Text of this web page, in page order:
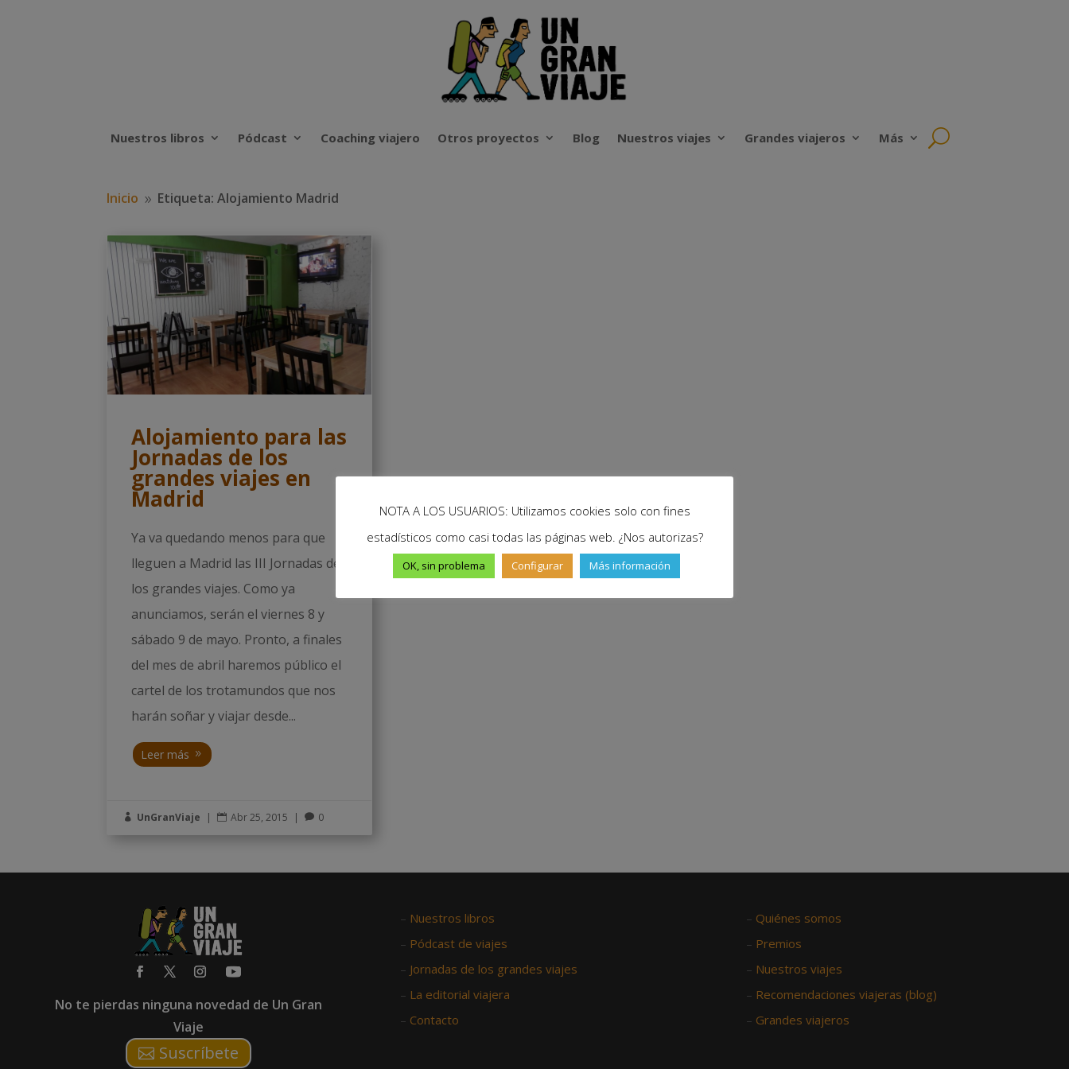
Nuestros libros Pódcast Coaching viajero Otros proyectos Blog Nuestros viajes Grandes viajeros Más
Inicio 9 Etiqueta: Alojamiento Madrid
Alojamiento para las
Jornadas de los
grandes viajes en
Madrid
Ya va quedando menos para que
lleguen a Madrid las III Jornadas de
los grandes viajes. Como ya
anunciamos, serán el viernes 8 y
sábado 9 de mayo. Pronto, a finales
del mes de abril haremos público el
cartel de los trotamundos que nos
harán soñar y viajar desde...
Leer más
 UnGranViaje |  Abr 25, 2015 |  0
No te pierdas ninguna novedad de Un Gran
Viaje
Suscríbete
– Nuestros libros
– Pódcast de viajes
– Jornadas de los grandes viajes
– La editorial viajera
– Contacto
– Quiénes somos
– Premios
– Nuestros viajes
– Recomendaciones viajeras (blog)
– Grandes viajeros
NOTA A LOS USUARIOS: Utilizamos cookies solo con fines
estadísticos como casi todas las páginas web. ¿Nos autorizas?
OK, sin problema Configurar Más información